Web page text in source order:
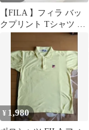
【FILA 】フィラ バッ
クプリント Tシャツ オ
ーバーサイズ ブルー L
¥ 1,980